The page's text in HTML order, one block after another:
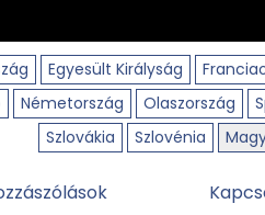
Egyesült Királyság
Németország Olaszország
Szlovákia
Szlovénia